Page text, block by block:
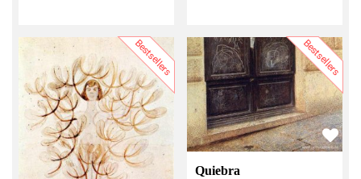
Bestsellers Bestsellers
Quiebra